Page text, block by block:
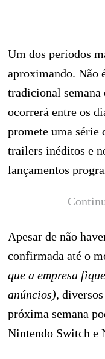
Um dos períodos
aproximando. Não
tradicional semana
ocorrerá entre os
promete uma série
trailers inéditos e
lançamentos
Apesar de não
confirmada até o
que a empresa
anúncios),
próxima semana
Nintendo Switch e